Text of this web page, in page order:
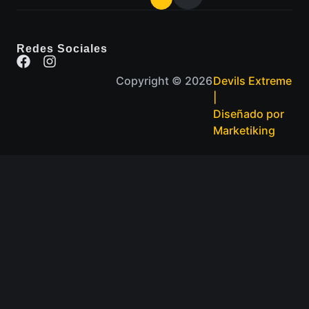
Copyright © 2026Devils Extreme
Diseñado por
Marketiking
Redes Sociales